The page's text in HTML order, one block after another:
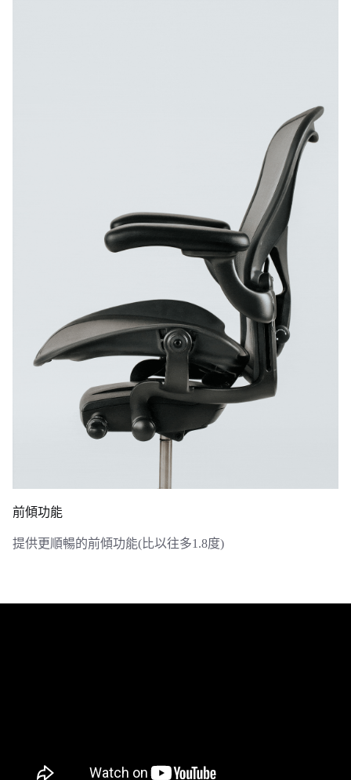
前傾功能
提供更順暢的前傾功能(比以往多1.8度)